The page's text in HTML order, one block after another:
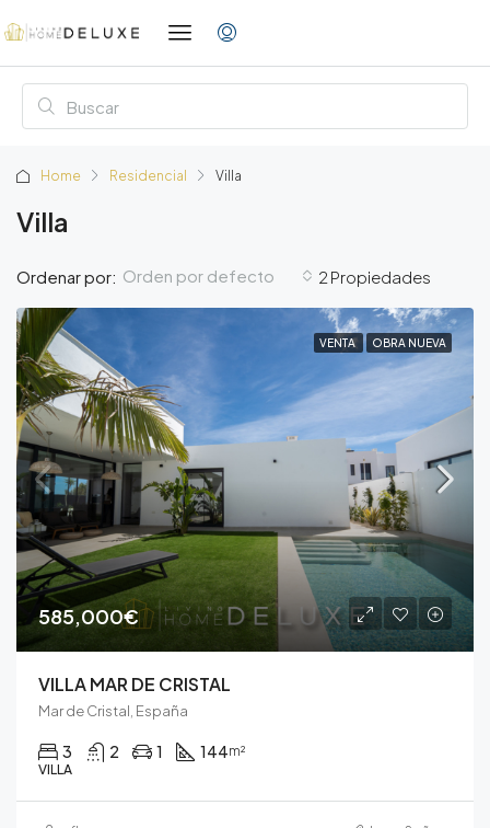
Home Residencial Villa
Villa
2 Propiedades
Ordenar por: Orden por defecto
VENTA OBRA NUEVA
585,000€
VILLA MAR DE CRISTAL
Mar de Cristal, España
3 2 1 144m²
VILLA